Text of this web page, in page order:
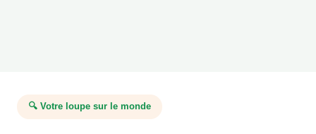
🔍 Votre loupe sur le monde